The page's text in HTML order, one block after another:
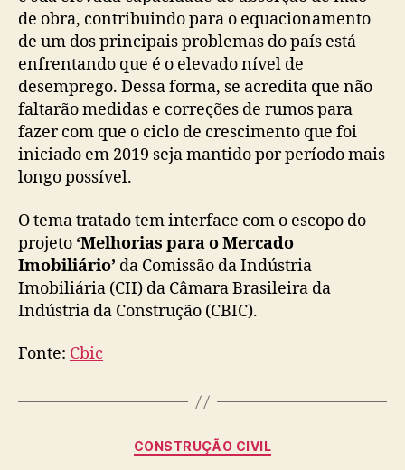
de obra, contribuindo para o equacionamento
de um dos principais problemas do país está
enfrentando que é o elevado nível de
desemprego. Dessa forma, se acredita que não
faltarão medidas e correções de rumos para
fazer com que o ciclo de crescimento que foi
iniciado em 2019 seja mantido por período mais
longo possível.
O tema tratado tem interface com o escopo do
projeto ‘Melhorias para o Mercado
Imobiliário’ da Comissão da Indústria
Imobiliária (CII) da Câmara Brasileira da
Indústria da Construção (CBIC).
Fonte: Cbic
Categorias
CONSTRUÇÃO CIVIL